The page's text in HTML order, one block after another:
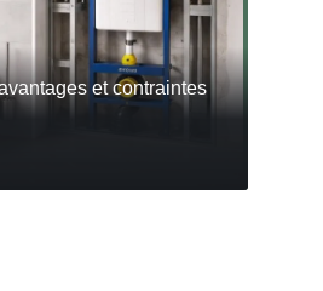
et contraintes